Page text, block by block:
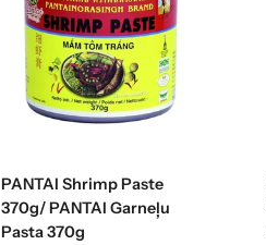
PANTAI Shrimp Paste
370g/ PANTAI Garneļu
Pasta 370g